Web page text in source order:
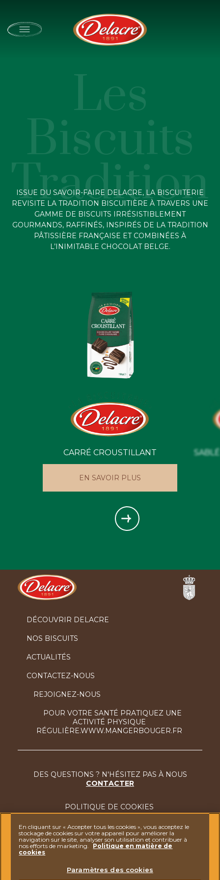
DÉCOUVRIR
DELACRE
NOS BISCUITS
ACTUALITÉS
CONTACTEZ-NOUS
Les
Biscuits
Tradition
ISSUE DU SAVOIR-FAIRE DELACRE, LA BISCUITERIE
REVISITE LA TRADITION BISCUITIÈRE À TRAVERS UNE
GAMME DE BISCUITS IRRÉSISTIBLEMENT
GOURMANDS, RAFFINÉS, INSPIRÉS DE LA TRADITION
PÂTISSIÈRE FRANÇAISE ET COMBINÉES À
L’INIMITABLE CHOCOLAT BELGE.
CARRÉ CROUSTILLANT
EN SAVOIR PLUS
DÉCOUVRIR DELACRE
NOS BISCUITS
ACTUALITÉS
CONTACTEZ-NOUS
REJOIGNEZ-NOUS
POUR VOTRE SANTÉ PRATIQUEZ UNE
ACTIVITÉ PHYSIQUE
RÉGULIÈRE.WWW.MANGERBOUGER.FR
POLITIQUE DE COOKIES
MENTIONS LÉGALES
NOTICE SUR LA PROTECTION DES DONNÉES
DES QUESTIONS ? N'HÉSITEZ PAS À NOUS
CONTACTER
En cliquant sur « Accepter tous les cookies », vous acceptez le
stockage de cookies sur votre appareil pour améliorer la
navigation sur le site, analyser son utilisation et contribuer à
nos efforts de marketing.
Politique en matière de
cookies
Paramètres des cookies